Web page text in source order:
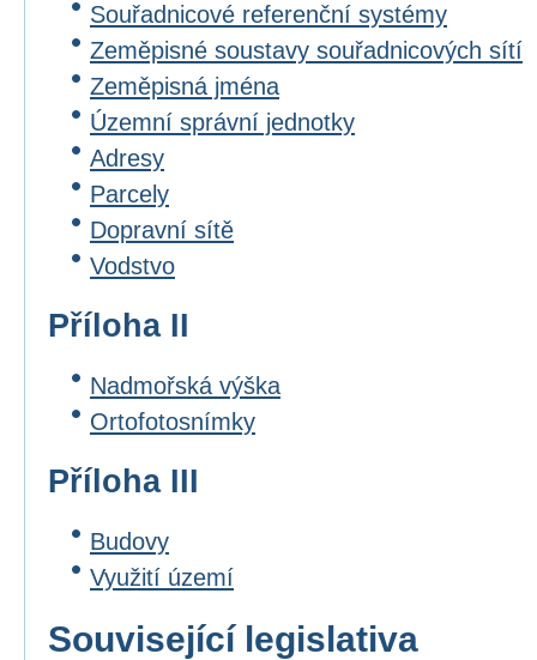
Souřadnicové referenční systémy
Zeměpisné soustavy souřadnicových sítí
Zeměpisná jména
Územní správní jednotky
Adresy
Parcely
Dopravní sítě
Vodstvo
Příloha II
Nadmořská výška
Ortofotosnímky
Příloha III
Budovy
Využití území
Související legislativa